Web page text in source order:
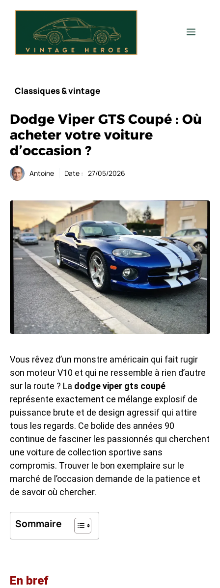
Menu
Classiques & vintage
Dodge Viper GTS Coupé : Où
acheter votre voiture
d’occasion ?
Antoine Date : 27/05/2026
Vous rêvez d’un monstre américain qui fait rugir
son moteur V10 et qui ne ressemble à rien d’autre
sur la route ? La dodge viper gts coupé
représente exactement ce mélange explosif de
puissance brute et de design agressif qui attire
tous les regards. Ce bolide des années 90
continue de fasciner les passionnés qui cherchent
une voiture de collection sportive sans
compromis. Trouver le bon exemplaire sur le
marché de l’occasion demande de la patience et
de savoir où chercher.
Sommaire
En bref